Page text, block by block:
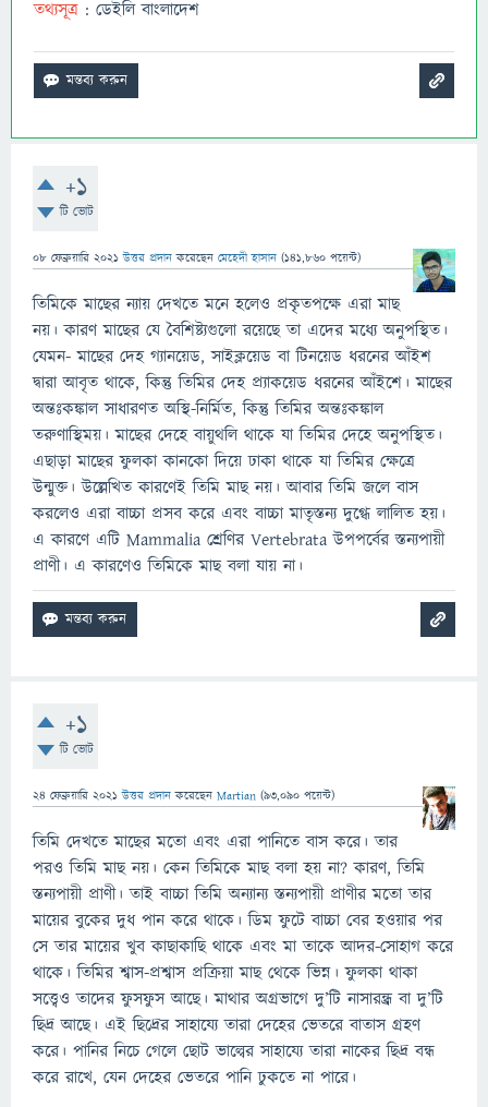
তথ্যসূত্র : ডেইলি বাংলাদেশ
+1
টি ভোট
08 ফেব্রুয়ারি 2021 উত্তর প্রদান করেছেন মেহেদী হাসান (141,860 পয়েন্ট)
তিমিকে মাছের ন্যায় দেখতে মনে হলেও প্রকৃতপক্ষে এরা মাছ
নয়। কারণ মাছের যে বৈশিষ্ট্যগুলাে রয়েছে তা এদের মধ্যে অনুপস্থিত।
যেমন- মাছের দেহ গ্যানয়েড, সাইক্লয়েড বা টিনয়েড ধরনের আঁইশ
দ্বারা আবৃত থাকে, কিন্তু তিমির দেহ প্র্যাকয়েড ধরনের আঁইশে। মাছের
অন্তঃকঙ্কাল সাধারণত অস্থি-নির্মিত, কিন্তু তিমির অন্তঃকঙ্কাল
তরুণাস্থিময়। মাছের দেহে বায়ুথলি থাকে যা তিমির দেহে অনুপস্থিত।
এছাড়া মাছের ফুলকা কানকো দিয়ে ঢাকা থাকে যা তিমির ক্ষেত্রে
উন্মুক্ত। উল্লেখিত কারণেই তিমি মাছ নয়। আবার তিমি জলে বাস
করলেও এরা বাচ্চা প্রসব করে এবং বাচ্চা মাতৃস্তন্য দুগ্ধে লালিত হয়।
এ কারণে এটি Mammalia শ্রেণির Vertebrata উপপর্বের স্তন্যপায়ী
প্রাণী। এ কারণেও তিমিকে মাছ বলা যায় না।
+1
টি ভোট
24 ফেব্রুয়ারি 2021 উত্তর প্রদান করেছেন Martian (93,090 পয়েন্ট)
তিমি দেখতে মাছের মতো এবং এরা পানিতে বাস করে। তার
পরও তিমি মাছ নয়। কেন তিমিকে মাছ বলা হয় না? কারণ, তিমি
স্তন্যপায়ী প্রাণী। তাই বাচ্চা তিমি অন্যান্য স্তন্যপায়ী প্রাণীর মতো তার
মায়ের বুকের দুধ পান করে থাকে। ডিম ফুটে বাচ্চা বের হওয়ার পর
সে তার মায়ের খুব কাছাকাছি থাকে এবং মা তাকে আদর-সোহাগ করে
থাকে। তিমির শ্বাস-প্রশ্বাস প্রক্রিয়া মাছ থেকে ভিন্ন। ফুলকা থাকা
সত্ত্বেও তাদের ফুসফুস আছে। মাথার অগ্রভাগে দু’টি নাসারন্ধ্র বা দু’টি
ছিদ্র আছে। এই ছিদ্রের সাহায্যে তারা দেহের ভেতরে বাতাস গ্রহণ
করে। পানির নিচে গেলে ছোট ভাল্বের সাহায্যে তারা নাকের ছিদ্র বন্ধ
করে রাখে, যেন দেহের ভেতরে পানি ঢুকতে না পারে।